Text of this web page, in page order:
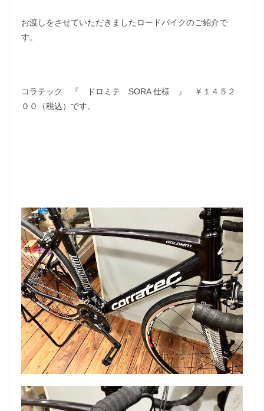
お渡しをさせていただきましたロードバイクのご紹介で
す。
コラテック 『 ドロミテ SORA 仕様 』 ￥１４５２
００（税込）です。